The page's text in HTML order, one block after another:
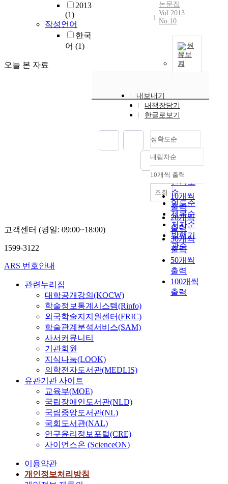
2013
(1)
작성언어
한국
어 (1)
오늘 본 자료
논문집
Vol.2013
No.10
원
문보
기
내보내기
내책장담기
한글로보기
정확도순
정확도
순
인기도
순
연도순
제목순
저자순
발행기
관순
내림차순
내림차순
10개씩 출력
10개씩
출력
20개씩
출력
30개씩
출력
50개씩
출력
100개씩
출력
조회
고객센터 (평일: 09:00~18:00)
1599-3122
ARS 번호안내
관련누리집
대학공개강의(KOCW)
학술정보통계시스템(Rinfo)
외국학술지지원센터(FRIC)
학술관계분석서비스(SAM)
사서커뮤니티
기관회원
지식나눔(LOOK)
의학전자도서관(MEDLIS)
유관기관 사이트
교육부(MOE)
국립장애인도서관(NLD)
국립중앙도서관(NL)
국회도서관(NAL)
연구윤리정보포털(CRE)
사이언스온 (ScienceON)
이용약관
개인정보처리방침